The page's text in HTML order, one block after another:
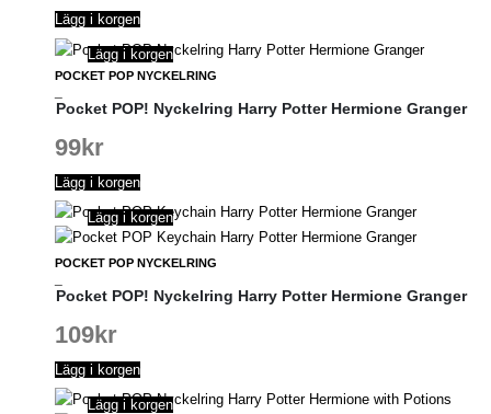
Lägg i korgen
POCKET POP NYCKELRING
Lägg i korgen
Pocket POP! Nyckelring Harry Potter Hermione Granger
99kr
Lägg i korgen
POCKET POP NYCKELRING
Lägg i korgen
Pocket POP! Nyckelring Harry Potter Hermione Granger
109kr
Lägg i korgen
Lägg i korgen